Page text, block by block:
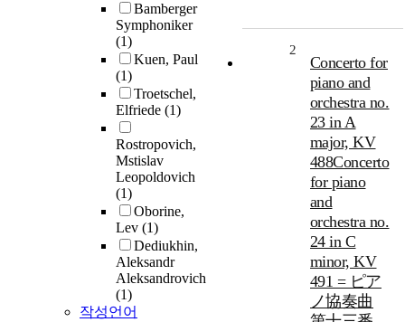
Bamberger
Symphoniker
(1)
Kuen, Paul
(1)
Troetschel,
Elfriede (1)
Rostropovich,
Mstislav
Leopoldovich
(1)
Oborine,
Lev (1)
Dediukhin,
Aleksandr
Aleksandrovich
(1)
작성언어
2
Concerto for
piano and
orchestra no.
23 in A
major, KV
488Concerto
for piano
and
orchestra no.
24 in C
minor, KV
491 = ピア
ノ協奏曲